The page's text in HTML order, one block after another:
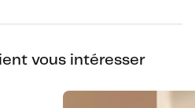
vous intéresser